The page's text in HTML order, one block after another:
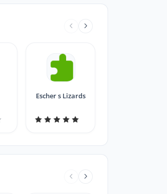
Escher s Lizards